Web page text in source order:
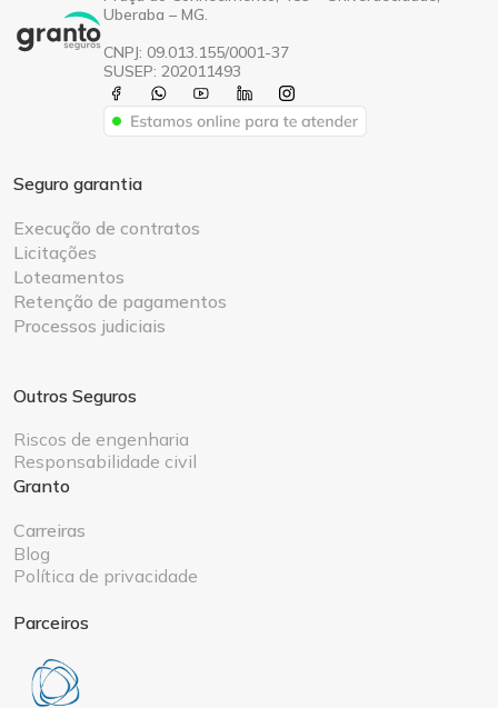
Uberaba – MG.
CNPJ: 09.013.155/0001-37
SUSEP: 202011493
Seguro garantia
Execução de contratos
Licitações
Loteamentos
Retenção de pagamentos
Processos judiciais
Outros Seguros
Riscos de engenharia
Responsabilidade civil
Granto
Carreiras
Blog
Política de privacidade
Parceiros